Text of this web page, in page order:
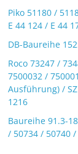
Piko 51180 /
E 44 124 / E 44
DB-Baureihe
Roco 73247 /
7500032 /
Ausführung) /
1216
Baureihe 91.3-
/ 50734 / 50740